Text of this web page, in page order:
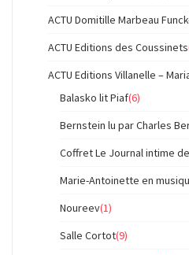
ACTU Domitille Marbeau
ACTU Editions des Coussinets
ACTU Editions Villanelle –
Balasko lit Piaf(6)
Bernstein lu par Charles
Coffret Le Journal intime de
Marie-Antoinette en
Noureev(1)
Salle Cortot(9)